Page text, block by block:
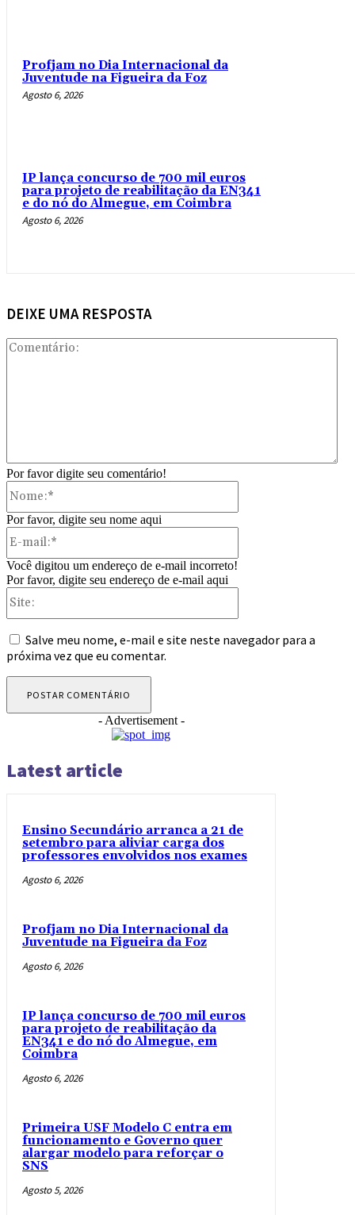
Profjam no Dia Internacional da
Juventude na Figueira da Foz
Agosto 6, 2026
IP lança concurso de 700 mil euros
para projeto de reabilitação da EN341
e do nó do Almegue, em Coimbra
Agosto 6, 2026
DEIXE UMA RESPOSTA
Por favor digite seu comentário!
Por favor, digite seu nome aqui
Você digitou um endereço de e-mail incorreto!
Por favor, digite seu endereço de e-mail aqui
Salve meu nome, e-mail e site neste navegador para a
próxima vez que eu comentar.
- Advertisement -
Latest article
Ensino Secundário arranca a 21 de
setembro para aliviar carga dos
professores envolvidos nos exames
Agosto 6, 2026
Profjam no Dia Internacional da
Juventude na Figueira da Foz
Agosto 6, 2026
IP lança concurso de 700 mil euros
para projeto de reabilitação da
EN341 e do nó do Almegue, em
Coimbra
Agosto 6, 2026
Primeira USF Modelo C entra em
funcionamento e Governo quer
alargar modelo para reforçar o
SNS
Agosto 5, 2026